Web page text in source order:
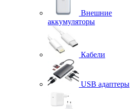
Внешние
аккумуляторы
Кабели
USB адаптеры